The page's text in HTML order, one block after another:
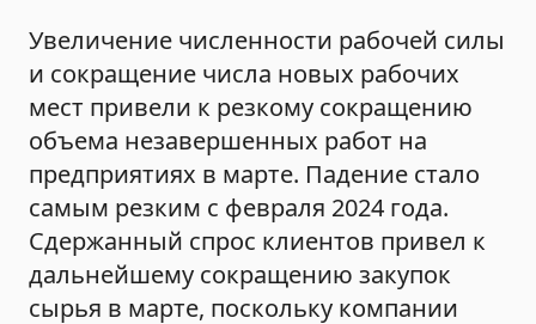
Увеличение численности рабочей силы
и сокращение числа новых рабочих
мест привели к резкому сокращению
объема незавершенных работ на
предприятиях в марте. Падение стало
самым резким с февраля 2024 года.
Сдержанный спрос клиентов привел к
дальнейшему сокращению закупок
сырья в марте, поскольку компании